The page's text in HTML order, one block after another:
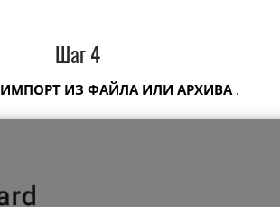
Шаг 4
ИМПОРТ ИЗ ФАЙЛА ИЛИ АРХИВА.